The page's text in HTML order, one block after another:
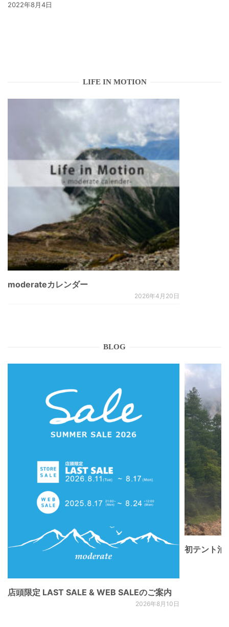
2022年8月4日
LIFE IN MOTION
moderateカレンダー
2026年4月20日
BLOG
店頭限定 LAST SALE & WEB SALEのご案内
2026年8月10日
初テント